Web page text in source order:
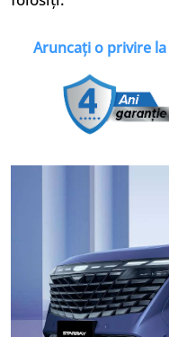
Aruncați o privire